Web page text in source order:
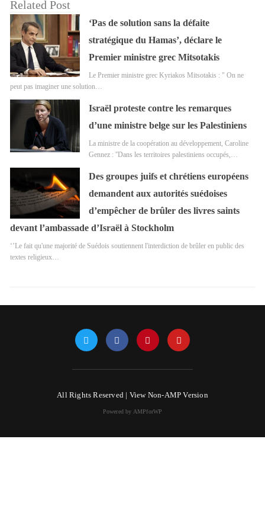
Related Post
‘Pas de solution sans la défaite
stratégique du Hamas’, déclare le
Premier ministre grec Mitsotakis
Le Premier ministre grec Kyriakos Mitsotakis : " On ne
peut pas imaginer une solution…
Israël proteste contre les remarques
d’une ministre belge sur les Palestiniens
La ministre de la coopération au développement, Caroline
Gennez : ''Dans les territoires palestiniens occupés,…
Des groupes juifs et chrétiens européens
demandent aux autorités suédoises
d’empêcher de brûler des livres saints
devant l’ambassade d’Israël à Stockholm
‘’Le fait qu'une majorité de Suédois soutiennent l'interdiction de brûler en public des
textes religieux…
All Rights Reserved | View Non-AMP Version
Powered by AMPforWP